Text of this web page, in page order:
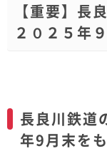
【重要】長
２０２５年
長良川鉄道
年9月末を